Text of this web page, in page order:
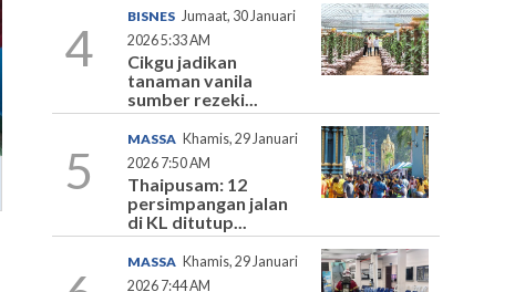
4
BISNES Jumaat, 30 Januari
2026 5:33 AM
Cikgu jadikan
tanaman vanila
sumber rezeki...
5
MASSA Khamis, 29 Januari
2026 7:50 AM
Thaipusam: 12
persimpangan jalan
di KL ditutup...
MASSA Khamis, 29 Januari
2026 7:44 AM